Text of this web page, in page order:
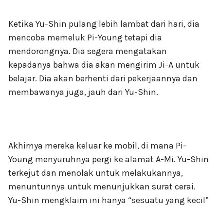
Ketika Yu-Shin pulang lebih lambat dari hari, dia
mencoba memeluk Pi-Young tetapi dia
mendorongnya. Dia segera mengatakan
kepadanya bahwa dia akan mengirim Ji-A untuk
belajar. Dia akan berhenti dari pekerjaannya dan
membawanya juga, jauh dari Yu-Shin.
Akhirnya mereka keluar ke mobil, di mana Pi-
Young menyuruhnya pergi ke alamat A-Mi. Yu-Shin
terkejut dan menolak untuk melakukannya,
menuntunnya untuk menunjukkan surat cerai.
Yu-Shin mengklaim ini hanya “sesuatu yang kecil”